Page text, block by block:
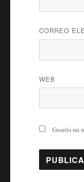
CORREO
WEB
Guarda mi